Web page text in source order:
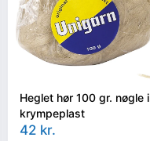
Heglet hør 100 gr. nøgle i
krympeplast
42 kr.